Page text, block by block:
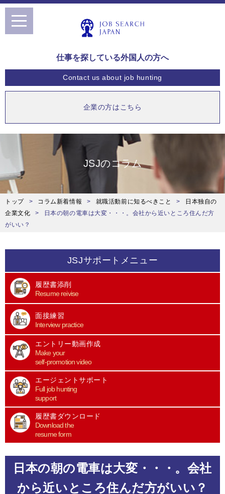
仕事を探している外国人の方へ
Contact usabout job hunting
企業の方はこちら
JSJのコラム
トップ コラム新着情報 就職活動前に知るべきこと
日本独自の
企業文化
日本の朝の電車は大変・・・。会社から近いところ住んだ方
がいい？
toggle
navigation
JSJサポートメニュー
履歴書添削
Resume reivise
面接練習
Interview practice
エントリー動画作成
Make your
self-promotion video
エージェントサポート
Full job hunting
support
履歴書ダウンロード
Download the
resume form
日本の朝の電車は大変・・・。会社
から近いところ住んだ方がいい？